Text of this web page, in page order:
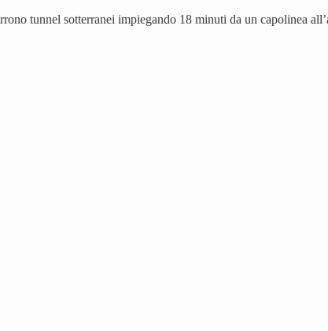
tunnel sotterranei impiegando 18 minuti da un capolinea